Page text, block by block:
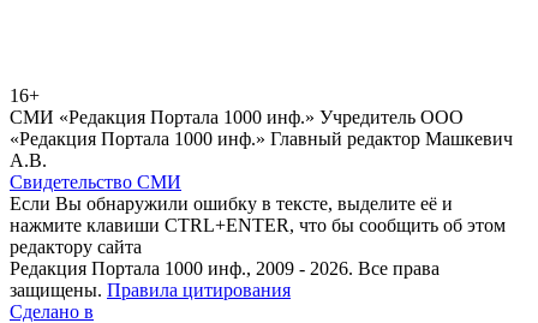
16+
СМИ «Редакция Портала 1000 инф.» Учредитель ООО
«Редакция Портала 1000 инф.» Главный редактор Машкевич
А.В.
Свидетельство СМИ
Если Вы обнаружили ошибку в тексте, выделите её и
нажмите клавиши CTRL+ENTER, что бы сообщить об этом
редактору сайта
Редакция Портала 1000 инф., 2009 - 2026. Все права
защищены. Правила цитирования
Сделано в